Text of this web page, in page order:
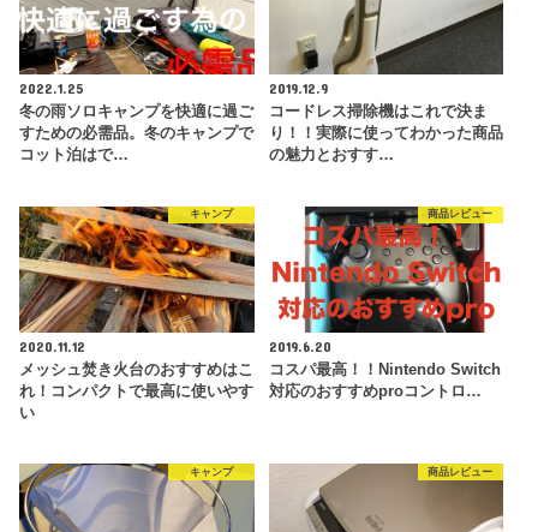
2022.1.25
冬の雨ソロキャンプを快適に過ご
すための必需品。冬のキャンプで
コット泊はで…
2019.12.9
コードレス掃除機はこれで決ま
り！！実際に使ってわかった商品
の魅力とおすす…
キャンプ
2020.11.12
メッシュ焚き火台のおすすめはこ
れ！コンパクトで最高に使いやす
い
商品レビュー
2019.6.20
コスパ最高！！Nintendo Switch
対応のおすすめproコントロ…
キャンプ 商品レビュー